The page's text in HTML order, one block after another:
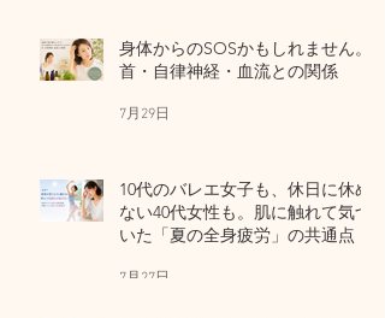
身体からのSOSかもしれません。
首・自律神経・血流との関係
7月29日
10代のバレエ女子も、休日に休め
ない40代女性も。肌に触れて気づ
いた「夏の全身疲労」の共通点
7月27日